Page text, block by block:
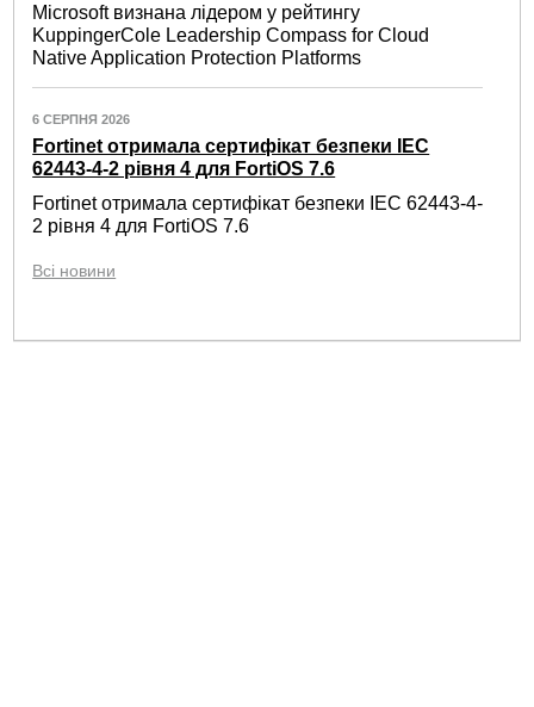
Microsoft визнана лідером у рейтингу
KuppingerCole Leadership Compass for Cloud
Native Application Protection Platforms
6 СЕРПНЯ 2026
Fortinet отримала сертифікат безпеки IEC
62443-4-2 рівня 4 для FortiOS 7.6
Fortinet отримала сертифікат безпеки IEC 62443-4-
2 рівня 4 для FortiOS 7.6
Всі новини